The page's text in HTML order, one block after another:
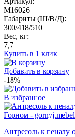
M16026
Габариты (Ш/В/Д):
300/418/510
Вес, кг:
7,7
Купить в 1 клик
Добавить в корзину
-18%
В избранное
Антресоль к пеналу